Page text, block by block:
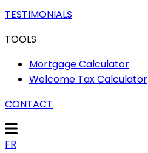
TESTIMONIALS
TOOLS
Mortgage Calculator
Welcome Tax Calculator
CONTACT
FR